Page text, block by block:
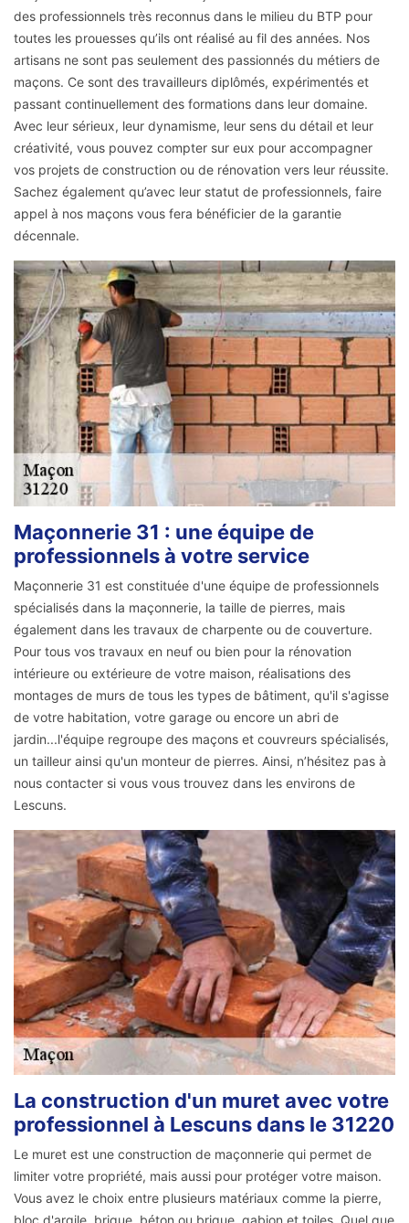
des professionnels très reconnus dans le milieu du BTP pour
toutes les prouesses qu’ils ont réalisé au fil des années. Nos
artisans ne sont pas seulement des passionnés du métiers de
maçons. Ce sont des travailleurs diplômés, expérimentés et
passant continuellement des formations dans leur domaine.
Avec leur sérieux, leur dynamisme, leur sens du détail et leur
créativité, vous pouvez compter sur eux pour accompagner
vos projets de construction ou de rénovation vers leur réussite.
Sachez également qu’avec leur statut de professionnels, faire
appel à nos maçons vous fera bénéficier de la garantie
décennale.
Maçonnerie 31 : une équipe de
professionnels à votre service
Maçonnerie 31 est constituée d'une équipe de professionnels
spécialisés dans la maçonnerie, la taille de pierres, mais
également dans les travaux de charpente ou de couverture.
Pour tous vos travaux en neuf ou bien pour la rénovation
intérieure ou extérieure de votre maison, réalisations des
montages de murs de tous les types de bâtiment, qu'il s'agisse
de votre habitation, votre garage ou encore un abri de
jardin...l'équipe regroupe des maçons et couvreurs spécialisés,
un tailleur ainsi qu'un monteur de pierres. Ainsi, n’hésitez pas à
nous contacter si vous vous trouvez dans les environs de
Lescuns.
La construction d'un muret avec votre
professionnel à Lescuns dans le 31220
Le muret est une construction de maçonnerie qui permet de
limiter votre propriété, mais aussi pour protéger votre maison.
Vous avez le choix entre plusieurs matériaux comme la pierre,